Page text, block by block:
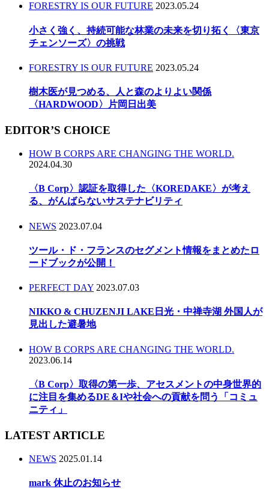
FORESTRY IS OUR FUTURE 2023.05.24
小さく強く、持続可能な林業の未来を切り拓く〈東京
チェンソーズ〉の挑戦
FORESTRY IS OUR FUTURE 2023.05.24
樹木医が見つめる、人と森のよりよい関係
〈HARDWOOD〉片岡日出美
EDITOR’S CHOICE
HOW B CORPS ARE CHANGING THE WORLD.
2024.04.30
〈B Corp〉認証を取得した〈KOREDAKE〉が考え
る、がんばらないサステナビリティ
NEWS 2023.07.04
ツール・ド・フランスのセグメント情報をまとめたロ
ードブックが公開！
PERFECT DAY 2023.07.03
NIKKO & CHUZENJI LAKE日光・中禅寺湖 外国人が
見出した避暑地
HOW B CORPS ARE CHANGING THE WORLD.
2023.06.14
〈B Corp〉取得の第一歩、アセスメントの中身世界的
に注目を集めるDE＆Iや社会への貢献を問う「コミュ
ニティ」
LATEST ARTICLE
NEWS 2025.01.14
mark 休止のお知らせ